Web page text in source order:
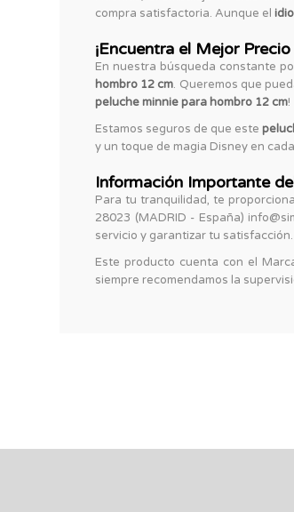
compra satisfactoria. Aunque el
¡Encuentra el Mejor
En nuestra búsqueda constante
hombro 12 cm. Queremos que
peluche minnie para hombro 12 cm!
Estamos seguros de que este
y un toque de magia Disney en
Información Importante
Para tu tranquilidad, te
28023 (MADRID - España)
servicio y garantizar tu satisfacción.
Este producto cuenta con el
siempre recomendamos la